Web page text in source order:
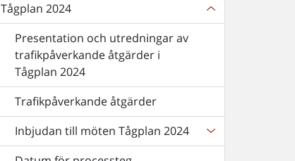
Tågplan 2024
Presentation och utredningar av
trafikpåverkande åtgärder i
Tågplan 2024
Trafikpåverkande åtgärder
Inbjudan till möten Tågplan 2024